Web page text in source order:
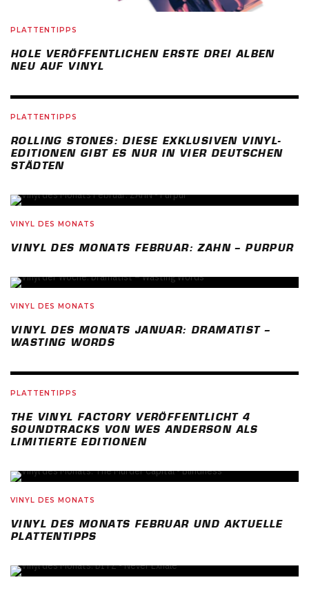
PLATTENTIPPS
HOLE VERÖFFENTLICHEN ERSTE DREI ALBEN
NEU AUF VINYL
PLATTENTIPPS
ROLLING STONES: DIESE EXKLUSIVEN VINYL-
EDITIONEN GIBT ES NUR IN VIER DEUTSCHEN
STÄDTEN
VINYL DES MONATS
VINYL DES MONATS FEBRUAR: ZAHN – PURPUR
VINYL DES MONATS
VINYL DES MONATS JANUAR: DRAMATIST –
WASTING WORDS
PLATTENTIPPS
THE VINYL FACTORY VERÖFFENTLICHT 4
SOUNDTRACKS VON WES ANDERSON ALS
LIMITIERTE EDITIONEN
VINYL DES MONATS
VINYL DES MONATS FEBRUAR UND AKTUELLE
PLATTENTIPPS